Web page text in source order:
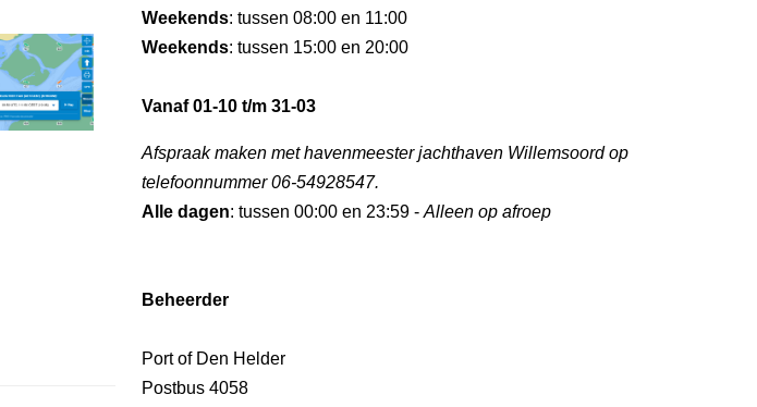
Weekends: tussen 08:00 en 11:00
Weekends: tussen 15:00 en 20:00
Vanaf 01-10 t/m 31-03
Afspraak maken met havenmeester jachthaven Willemsoord op
telefoonnummer 06-54928547.
Alle dagen: tussen 00:00 en 23:59 - Alleen op afroep
Beheerder
Port of Den Helder
Postbus 4058